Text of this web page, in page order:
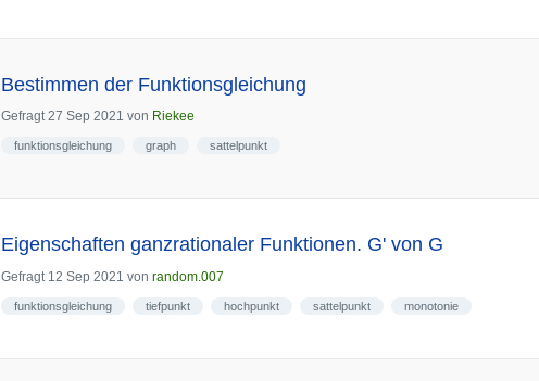
Bestimmen der Funktionsgleichung
Gefragt 27 Sep 2021 von Riekee
funktionsgleichung graph sattelpunkt
Eigenschaften ganzrationaler Funktionen. G' von G
Gefragt 12 Sep 2021 von random.007
funktionsgleichung tiefpunkt hochpunkt sattelpunkt monotonie